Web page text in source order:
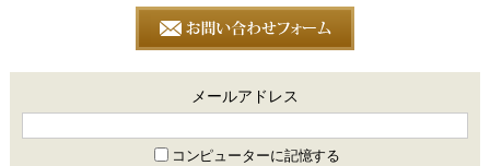
メールアドレス
コンピューターに記憶する